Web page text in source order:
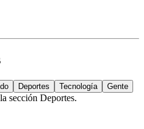
Deportes Tecnología Gente
sección Deportes.